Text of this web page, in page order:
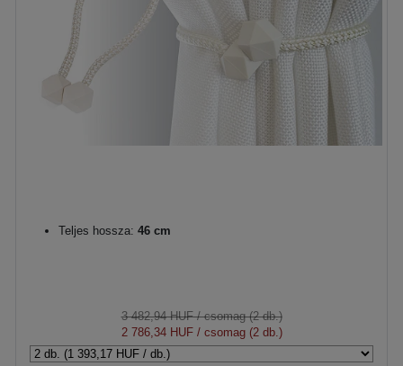
Teljes hossza: 46 cm
3 482,94 HUF/ csomag (2 db.)
2 786,34 HUF/ csomag (2 db.)